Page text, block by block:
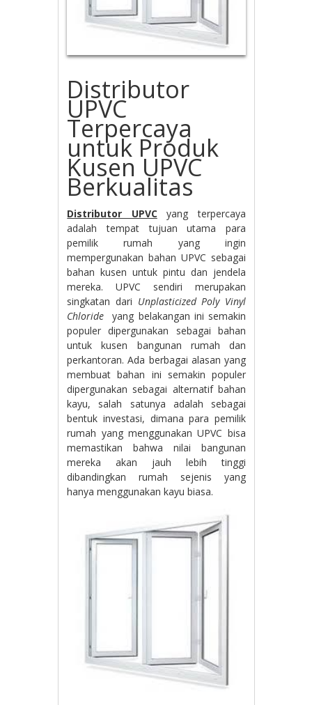
Distributor
UPVC
Terpercaya
untuk Produk
Kusen UPVC
Berkualitas
Distributor UPVCyang terpercaya
adalah tempat tujuan utama para
pemilik rumah yang ingin
mempergunakan bahan UPVC sebagai
bahan kusen untuk pintu dan jendela
mereka. UPVC sendiri merupakan
singkatan dari Unplasticized Poly Vinyl
Chloride
yang belakangan ini semakin
populer dipergunakan sebagai bahan
untuk kusen bangunan rumah dan
perkantoran. Ada berbagai alasan yang
membuat bahan ini semakin populer
dipergunakan sebagai alternatif bahan
kayu, salah satunya adalah sebagai
bentuk investasi, dimana para pemilik
rumah yang menggunakan UPVC bisa
memastikan bahwa nilai bangunan
mereka akan jauh lebih tinggi
dibandingkan rumah sejenis yang
hanya menggunakan kayu biasa.